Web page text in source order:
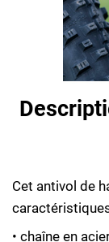
Cet antivol de
• chaîne en